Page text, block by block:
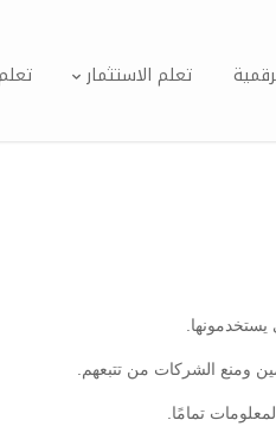
تعلم الاستثمار
ومنع الشركات من تتبعهم.
تمامًا.